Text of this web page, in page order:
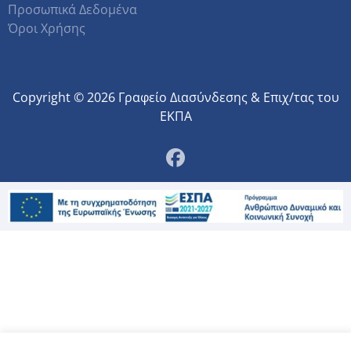
Προσωπικά Δεδομένα
Όροι Χρήσης
Copyright © 2026 Γραφείο Διασύνδεσης & Επιχ/τας του
ΕΚΠΑ